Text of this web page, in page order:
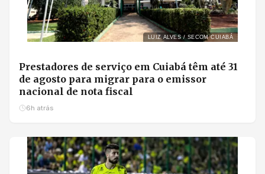
LUIZ ALVES / SECOM CUIABÁ
Prestadores de serviço em Cuiabá têm até 31
de agosto para migrar para o emissor
nacional de nota fiscal
6h atrás